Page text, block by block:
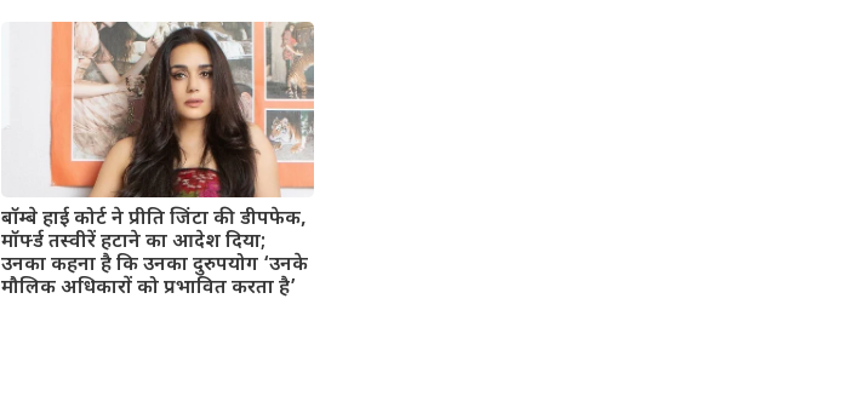
बॉम्बे हाई कोर्ट ने प्रीति जिंटा की डीपफेक,
मॉर्फ्ड तस्वीरें हटाने का आदेश दिया;
उनका कहना है कि उनका दुरुपयोग ‘उनके
मौलिक अधिकारों को प्रभावित करता है’